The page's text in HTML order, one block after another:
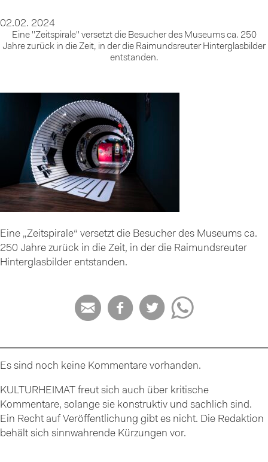
02.02. 2024
Eine "Zeitspirale" versetzt die Besucher des Museums ca. 250
Jahre zurück in die Zeit, in der die Raimundsreuter Hinterglasbilder
entstanden.
Eine „Zeitspirale“ versetzt die Besucher des Museums ca.
250 Jahre zurück in die Zeit, in der die Raimundsreuter
Hinterglasbilder entstanden.
   
Es sind noch keine Kommentare vorhanden.
KULTURHEIMAT freut sich auch über kritische
Kommentare, solange sie konstruktiv und sachlich sind.
Ein Recht auf Veröffentlichung gibt es nicht. Die Redaktion
behält sich sinnwahrende Kürzungen vor.